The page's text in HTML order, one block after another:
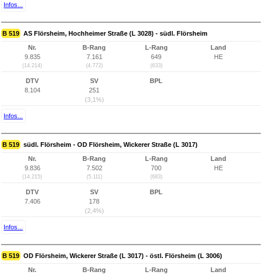
Infos...
B 519 AS Flörsheim, Hochheimer Straße (L 3028) - südl. Flörsheim
Nr.
9.835
(14.214)
B-Rang
7.161
(4.772)
L-Rang
649
(633)
Land
HE
DTV
8.104
SV
251
(3,1%)
BPL
Infos...
B 519 südl. Flörsheim - OD Flörsheim, Wickerer Straße (L 3017)
Nr.
9.836
(14.215)
B-Rang
7.502
(5.111)
L-Rang
700
(683)
Land
HE
DTV
7.406
SV
178
(2,4%)
BPL
Infos...
B 519 OD Flörsheim, Wickerer Straße (L 3017) - östl. Flörsheim (L 3006)
Nr.
B-Rang
L-Rang
Land